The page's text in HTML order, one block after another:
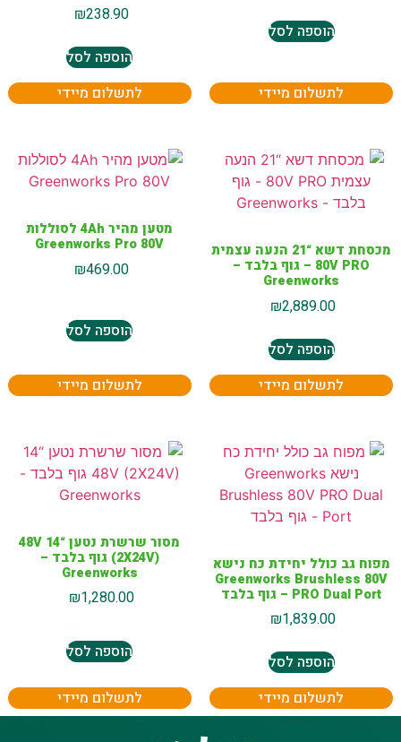
הוספה לסל
לתשלום מיידי
₪238.90
הוספה לסל
לתשלום מיידי
מכסחת דשא “21 הנעה עצמית
80V PRO – גוף בלבד –
Greenworks
₪2,889.00
הוספה לסל
לתשלום מיידי
מטען מהיר 4Ah לסוללות
Greenworks Pro 80V
₪469.00
הוספה לסל
לתשלום מיידי
מפוח גב כולל יחידת כח נישא
Greenworks Brushless 80V
PRO Dual Port – גוף בלבד
₪1,839.00
הוספה לסל
לתשלום מיידי
מסור שרשרת נטען “14 48V
(2X24V) גוף בלבד –
Greenworks
₪1,280.00
הוספה לסל
לתשלום מיידי